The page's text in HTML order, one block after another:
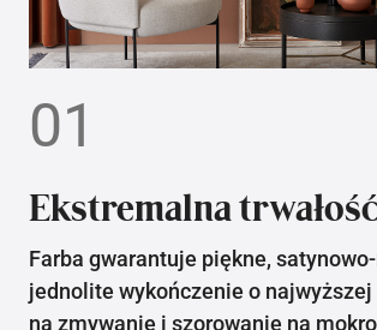
01
Ekstremalna trwałość
Farba gwarantuje piękne,
jednolite wykończenie o
na zmywanie i szorowanie na